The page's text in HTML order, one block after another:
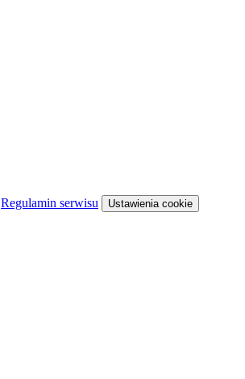
Regulamin serwisu Ustawienia cookie